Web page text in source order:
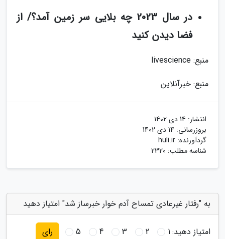
در سال 2023 چه بلایی سر زمین آمد؟/ از
فضا دیدن کنید
منبع: livescience
منبع: خبرآنلاین
انتشار: 14 دی 1402
بروزرسانی: 14 دی 1402
گردآورنده: huli.ir
شناسه مطلب: 2320
به "رفتار غیرعادی تمساح آدم خوار خبرساز شد" امتیاز دهید
امتیاز دهید:1
2
3
4
5 رای